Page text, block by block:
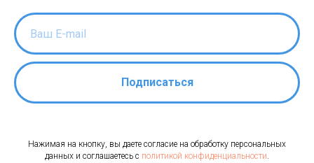
Подписаться
Нажимая на кнопку, вы даете согласие на обработку персональных
данных и соглашаетесь c политикой конфиденциальности